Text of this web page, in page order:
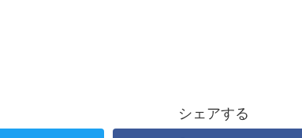
シェアする